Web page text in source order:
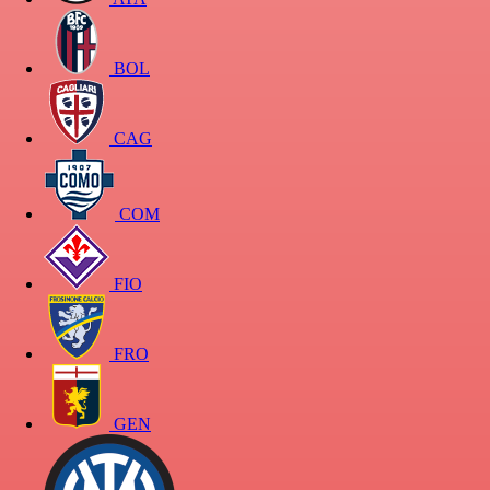
BOL
CAG
COM
FIO
FRO
GEN